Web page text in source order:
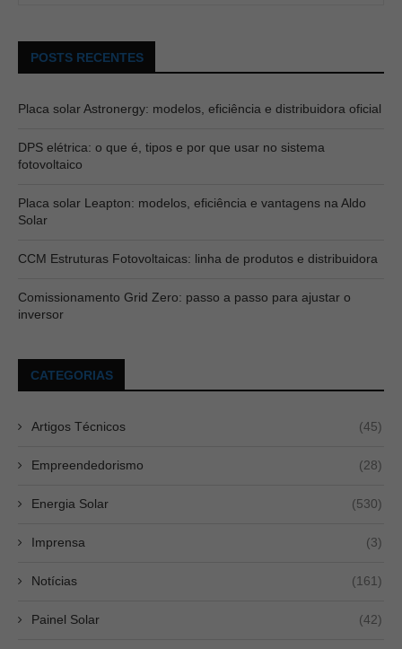
POSTS RECENTES
Placa solar Astronergy: modelos, eficiência e distribuidora oficial
DPS elétrica: o que é, tipos e por que usar no sistema
fotovoltaico
Placa solar Leapton: modelos, eficiência e vantagens na Aldo
Solar
CCM Estruturas Fotovoltaicas: linha de produtos e distribuidora
Comissionamento Grid Zero: passo a passo para ajustar o
inversor
CATEGORIAS
Artigos Técnicos (45)
Empreendedorismo (28)
Energia Solar (530)
Imprensa (3)
Notícias (161)
Painel Solar (42)